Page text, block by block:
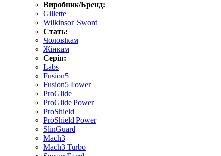
Виробник/Бренд:
Gillette
Wilkinson Sword
Стать:
Чоловікам
Жінкам
Серія:
Labs
Fusion5
Fusion5 Power
ProGlide
ProGlide Power
ProShield
ProShield Power
SlinGuard
Mach3
Mach3 Turbo